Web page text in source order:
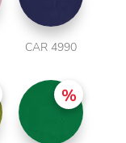
CAR 4990